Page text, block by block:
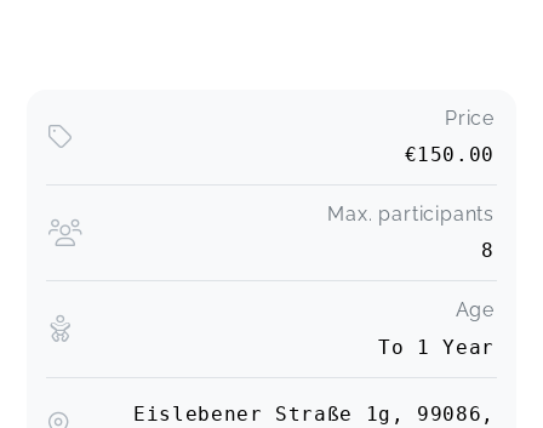
Price
€150.00
Max. participants
8
Age
To 1 Year
Eislebener Straße 1g, 99086,